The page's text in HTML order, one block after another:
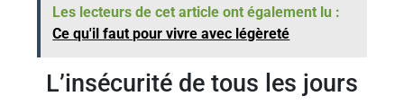
Les lecteurs de cet article ont également lu :
Ce qu'il faut pour vivre avec légèreté
L’insécurité de tous les jours